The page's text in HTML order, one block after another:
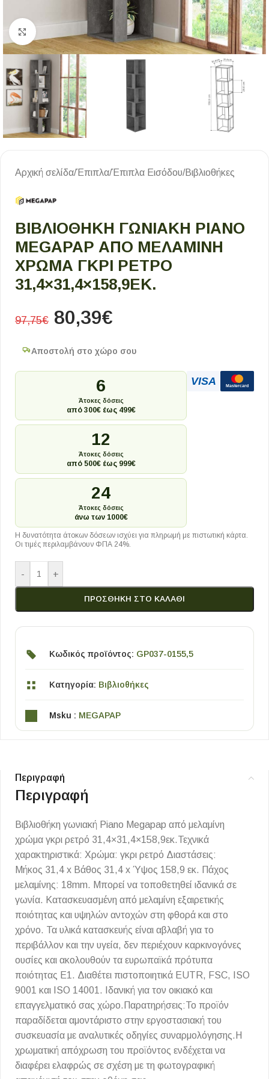
Κλικ για μεγέθυνση
Αρχική σελίδα/Έπιπλα/Έπιπλα Εισόδου/Βιβλιοθήκες
ΒΙΒΛΙΟΘΉΚΗ ΓΩΝΙΑΚΉ PIANO
MEGAPAP ΑΠΌ ΜΕΛΑΜΊΝΗ
ΧΡΏΜΑ ΓΚΡΙ ΡΕΤΡΌ
31,4×31,4×158,9ΕΚ.
97,75€ 80,39€
Αποστολή στο χώρο σου
6
Άτοκες δόσεις
από 300€ έως 499€
12
Άτοκες δόσεις
από 500€ έως 999€
24
Άτοκες δόσεις
άνω των 1000€
VISA Mastercard
Η δυνατότητα άτοκων δόσεων ισχύει για πληρωμή με πιστωτική κάρτα.
Οι τιμές περιλαμβάνουν ΦΠΑ 24%.
- +
ΠΡΟΣΘΉΚΗ ΣΤΟ ΚΑΛΆΘΙ
Κωδικός προϊόντος: GP037-0155,5
Κατηγορία: Βιβλιοθήκες
Msku : MEGAPAP
Περιγραφή
Περιγραφή
Βιβλιοθήκη γωνιακή Piano Megapap από μελαμίνη
χρώμα γκρι ρετρό 31,4×31,4×158,9εκ.Τεχνικά
χαρακτηριστικά: Χρώμα: γκρι ρετρό Διαστάσεις:
Μήκος 31,4 x Βάθος 31,4 x Ύψος 158,9 εκ. Πάχος
μελαμίνης: 18mm. Μπορεί να τοποθετηθεί ιδανικά σε
γωνία. Κατασκευασμένη από μελαμίνη εξαιρετικής
ποιότητας και υψηλών αντοχών στη φθορά και στο
χρόνο. Τα υλικά κατασκευής είναι αβλαβή για το
περιβάλλον και την υγεία, δεν περιέχουν καρκινογόνες
ουσίες και ακολουθούν τα ευρωπαϊκά πρότυπα
ποιότητας Ε1. Διαθέτει πιστοποιητικά EUTR, FSC, ISO
9001 και ISO 14001. Ιδανική για τον οικιακό και
επαγγελματικό σας χώρο.Παρατηρήσεις:Το προϊόν
παραδίδεται αμοντάριστο στην εργοστασιακή του
συσκευασία με αναλυτικές οδηγίες συναρμολόγησης.Η
χρωματική απόχρωση του προϊόντος ενδέχεται να
διαφέρει ελαφρώς σε σχέση με τη φωτογραφική